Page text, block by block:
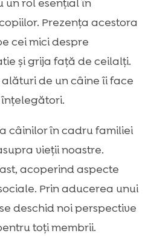
un rol esențial în
Prezența acestora
cei mici despre
și grija față de ceilalți.
de un câine îi face
înțelegători.
câinilor în cadru familiei
vieții noastre.
acoperind aspecte
Prin aducerea unui
deschid noi perspective
toți membrii.